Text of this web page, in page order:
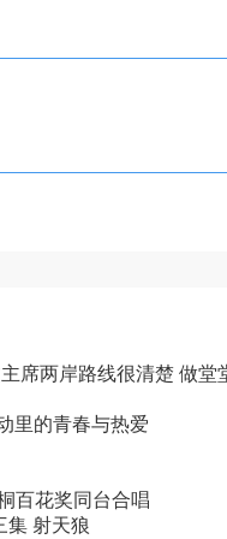
席两岸路线很清楚 做堂
里的青春与热爱
百花奖同台合唱
集 射天狼